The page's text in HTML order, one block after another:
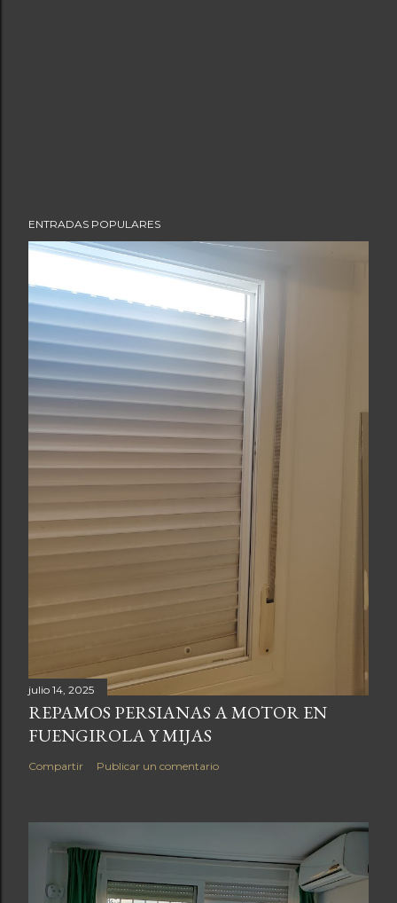
ENTRADAS POPULARES
julio 14, 2025
REPAMOS PERSIANAS A MOTOR EN
FUENGIROLA Y MIJAS
Compartir Publicar un comentario